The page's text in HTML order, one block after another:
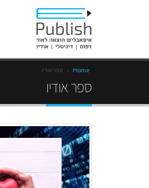
Home
» ספר אודיו
ספר אודיו